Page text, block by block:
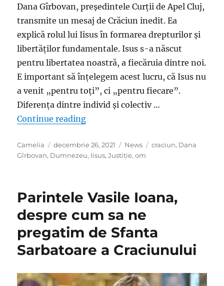
Dana Gîrbovan, președintele Curții de Apel Cluj,
transmite un mesaj de Crăciun inedit. Ea
explică rolul lui Iisus în formarea drepturilor și
libertăților fundamentale. Isus s-a născut
pentru libertatea noastră, a fiecăruia dintre noi.
E important să înțelegem acest lucru, că Isus nu
a venit „pentru toți”, ci „pentru fiecare”.
Diferența dintre individ și colectiv …
Continue reading„Dana Gîrbovan explică rolul lui
Author
Camelia
Posted
on
decembrie 26, 2021 Categories
News Tags
craciun, Dana
Gîrbovan, Dumnezeu, Iisus,Justiție,om
Parintele Vasile Ioana,
despre cum sa ne
pregatim de Sfanta
Sarbatoare a Craciunului